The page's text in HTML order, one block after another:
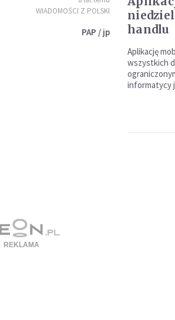
WIADOMOŚCI Z POLSKI
PAP / jp
handlu
Aplikację
wszystkich
informatycy